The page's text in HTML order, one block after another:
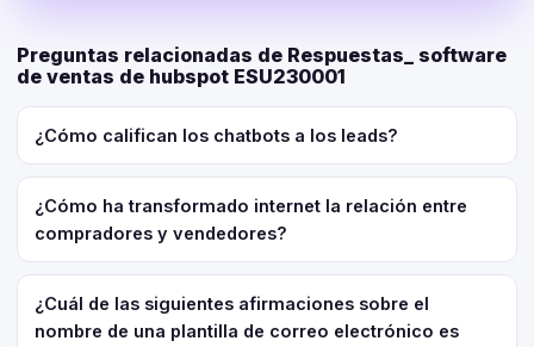
Preguntas relacionadas de Respuestas_ software
de ventas de hubspot ESU230001
¿Cómo califican los chatbots a los leads?
¿Cómo ha transformado internet la relación entre
compradores y vendedores?
¿Cuál de las siguientes afirmaciones sobre el
nombre de una plantilla de correo electrónico es